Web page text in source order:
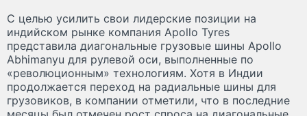
С целью усилить свои лидерские позиции на
индийском рынке компания Apollo Tyres
представила диагональные грузовые шины Apollo
Abhimanyu для рулевой оси, выполненные по
«революционным» технологиям. Хотя в Индии
продолжается переход на радиальные шины для
грузовиков, в компании отметили, что в последние